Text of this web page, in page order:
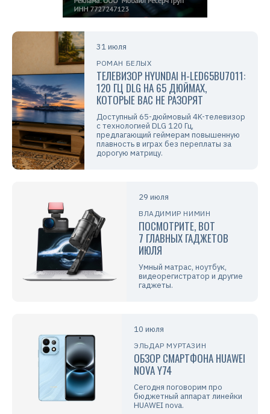
31 июля
РОМАН БЕЛЫХ
ТЕЛЕВИЗОР HYUNDAI H-LED65BU7011:
120 ГЦ DLG НА 65 ДЮЙМАХ,
КОТОРЫЕ ВАС НЕ РАЗОРЯТ
Доступный 65-дюймовый 4K-телевизор
с технологией DLG 120 Гц,
предлагающий геймерам повышенную
плавность в играх без переплаты за
дорогую матрицу.
29 июля
ВЛАДИМИР НИМИН
ПОСМОТРИТЕ, ВОТ
7 ГЛАВНЫХ ГАДЖЕТОВ
ИЮЛЯ
Умный матрас, ноутбук,
видеорегистратор и другие
гаджеты.
10 июля
ЭЛЬДАР МУРТАЗИН
ОБЗОР СМАРТФОНА HUAWEI
NOVA Y74
Сегодня поговорим про
бюджетный аппарат линейки
HUAWEI nova.